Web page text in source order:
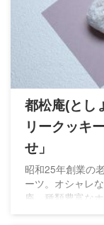
都松庵(とし
リークッキ
せ」
昭和25年創業の
ーツ。オシャレ
庵。種類豊富な